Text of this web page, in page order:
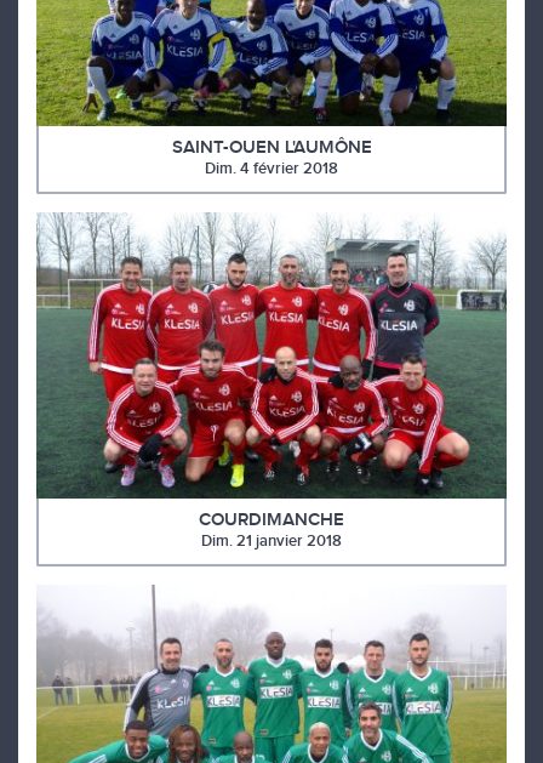
SAINT-OUEN L'AUMÔNE
Dim. 4 février 2018
COURDIMANCHE
Dim. 21 janvier 2018